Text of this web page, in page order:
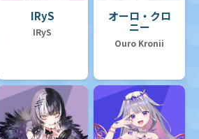
IRyS
IRyS
オーロ・クロ
ニー
Ouro Kronii